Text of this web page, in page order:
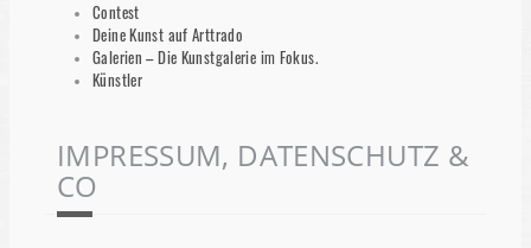
Contest
Deine Kunst auf Arttrado
Galerien – Die Kunstgalerie im Fokus.
Künstler
IMPRESSUM, DATENSCHUTZ &
CO